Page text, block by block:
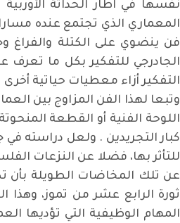
نفسها في اطار الحداثة
المعماري الذي تجتمع عنده
فن ينضوي على الكتلة والفراغ
الجادرجي للتفكير بكل ما
التفكير أزاء معطيات حياتية
وتبعا لهذا الفن المزاوج بين
اللوحة الفنية أو القطعة
كبار التجريدين . ولعل دراسته
للتأثر بها، فضلا عن النزعات
عن تلك المخاضات الطويلة بأن
ثورة الرابع عشر من تموز، وهذا
المهام الوظيفية التي